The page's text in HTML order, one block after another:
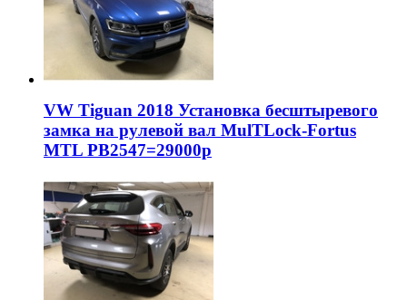
VW Tiguan 2018 Установка бесштыревого
замка на рулевой вал MulTLock-Fortus
MTL РВ2547=29000р